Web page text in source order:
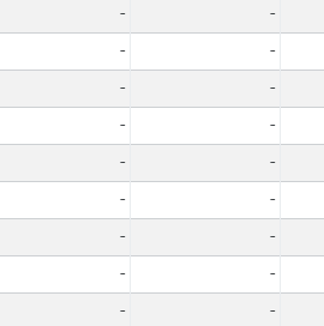
- -
- -
- -
- -
- -
- -
- -
- -
- -